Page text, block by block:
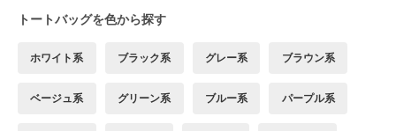
トートバッグを色から探す
ホワイト系 ブラック系 グレー系 ブラウン系
ベージュ系 グリーン系 ブルー系 パープル系